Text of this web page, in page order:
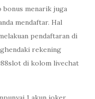
menarik juga
mendaftar. Hal
pendaftaran di
rekening
di kolom livechat